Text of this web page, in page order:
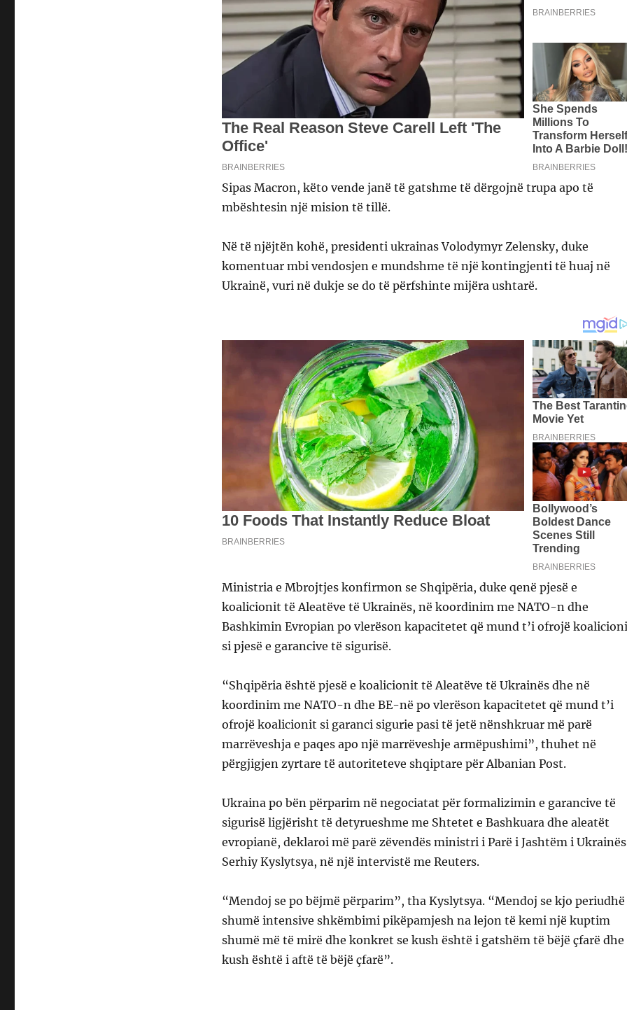
Sipas Macron, këto vende janë të gatshme të dërgojnë trupa apo të
mbështesin një mision të tillë.
Në të njëjtën kohë, presidenti ukrainas Volodymyr Zelensky, duke
komentuar mbi vendosjen e mundshme të një kontingjenti të huaj në
Ukrainë, vuri në dukje se do të përfshinte mijëra ushtarë.
Ministria e Mbrojtjes konfirmon se Shqipëria, duke qenë pjesë e
koalicionit të Aleatëve të Ukrainës, në koordinim me NATO-n dhe
Bashkimin Evropian po vlerëson kapacitetet që mund t’i ofrojë
si pjesë e garancive të sigurisë.
“Shqipëria është pjesë e koalicionit të Aleatëve të Ukrainës dhe në
koordinim me NATO-n dhe BE-në po vlerëson kapacitetet që mund t’i
ofrojë koalicionit si garanci sigurie pasi të jetë nënshkruar më parë
marrëveshja e paqes apo një marrëveshje armëpushimi”, thuhet në
përgjigjen zyrtare të autoriteteve shqiptare për Albanian Post.
Ukraina po bën përparim në negociatat për formalizimin e garancive të
sigurisë ligjërisht të detyrueshme me Shtetet e Bashkuara dhe aleatët
evropianë, deklaroi më parë zëvendës ministri i Parë i Jashtëm i
Serhiy Kyslytsya, në një intervistë me Reuters.
“Mendoj se po bëjmë përparim”, tha Kyslytsya. “Mendoj se kjo periudhë
shumë intensive shkëmbimi pikëpamjesh na lejon të kemi një kuptim
shumë më të mirë dhe konkret se kush është i gatshëm të bëjë çfarë dhe
kush është i aftë të bëjë çfarë”.